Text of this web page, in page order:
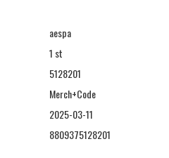
aespa
1 st
5128201
Merch+Code
2025-03-11
8809375128201